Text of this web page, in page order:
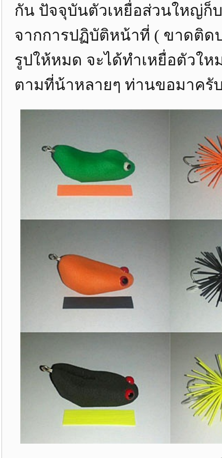
กัน ปัจจุบันตัวเหยื่อส่วนใหญ่ก็
จากการปฏิบัติหน้าที่ ( ขาดติด
รูปให้หมด จะได้ทำเหยื่อตัวใ
ตามที่น้าหลายๆ ท่านขอมาครั